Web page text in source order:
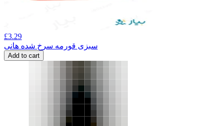
£3.29
سبزی قورمه سرخ شده هانی
Add to cart